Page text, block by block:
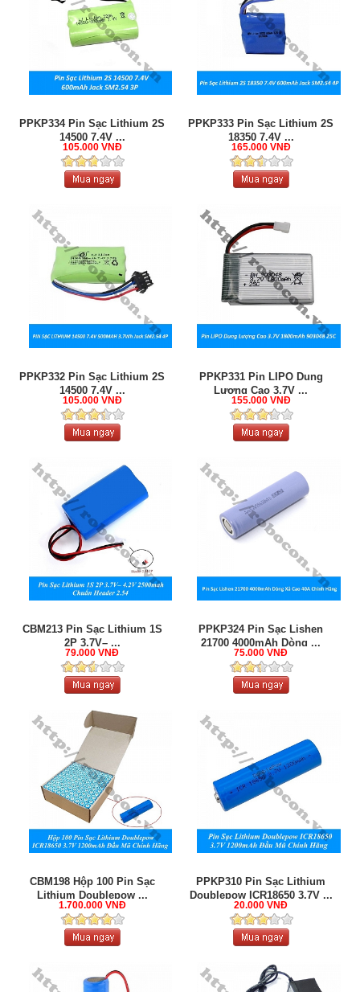
PPKP334 Pin Sạc Lithium 2S
14500 7.4V ...
105.000 VNĐ
PPKP333 Pin Sạc Lithium 2S
18350 7.4V ...
165.000 VNĐ
PPKP332 Pin Sạc Lithium 2S
14500 7.4V ...
105.000 VNĐ
PPKP331 Pin LIPO Dung
Lượng Cao 3.7V ...
155.000 VNĐ
CBM213 Pin Sạc Lithium 1S
2P 3.7V– ...
79.000 VNĐ
PPKP324 Pin Sạc Lishen
21700 4000mAh Dòng ...
75.000 VNĐ
CBM198 Hộp 100 Pin Sạc
Lithium Doublepow ...
1.700.000 VNĐ
PPKP310 Pin Sạc Lithium
Doublepow ICR18650 3.7V ...
20.000 VNĐ